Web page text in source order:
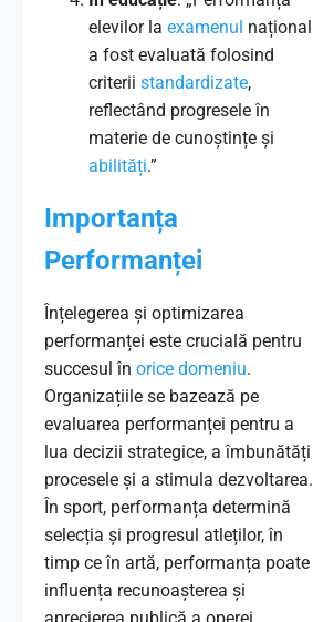
elevilor la examenul național
a fost evaluată folosind
criterii standardizate,
reflectând progresele în
materie de cunoștințe și
abilități.”
Importanța
Performanței
Înțelegerea și optimizarea
performanței este crucială pentru
succesul în orice domeniu.
Organizațiile se bazează pe
evaluarea performanței pentru a
lua decizii strategice, a îmbunătăți
procesele și a stimula dezvoltarea.
În sport, performanța determină
selecția și progresul atleților, în
timp ce în artă, performanța poate
influența recunoașterea și